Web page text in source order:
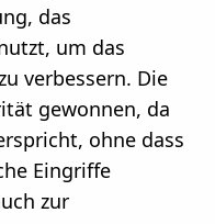
das
um das
verbessern. Die
gewonnen, da
ohne dass
Eingriffe
zur